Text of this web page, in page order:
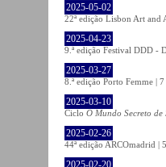
2025-05-02
22ª edição Lisbon Art and
2025-04-23
9.ª edição Festival DDD -
2025-03-27
8.ª edição Porto Femme |
2025-03-10
Ciclo O Mundo Secreto
2025-02-26
44ª edição ARCOmadrid |
2025-02-20